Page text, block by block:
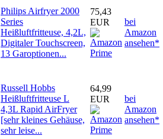
Philips Airfryer 2000
Series
Heißluftfritteuse, 4,2L,
Digitaler Touchscreen,
13 Garoptionen...
75,43
EUR
bei
Amazon
ansehen*
Russell Hobbs
Heißluftfritteuse L
4,3L Rapid AirFryer
[sehr kleines Gehäuse,
sehr leise...
64,99
EUR
bei
Amazon
ansehen*